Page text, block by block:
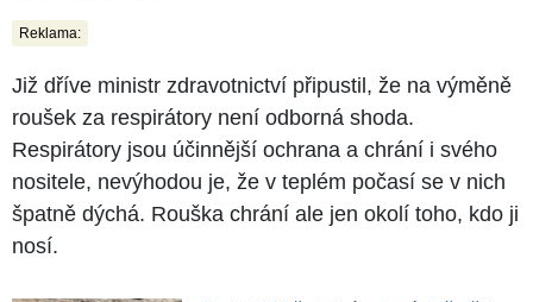
Reklama:
Již dříve ministr zdravotnictví připustil, že na výměně
roušek za respirátory není odborná shoda.
Respirátory jsou účinnější ochrana a chrání i svého
nositele, nevýhodou je, že v teplém počasí se v nich
špatně dýchá. Rouška chrání ale jen okolí toho, kdo ji
nosí.